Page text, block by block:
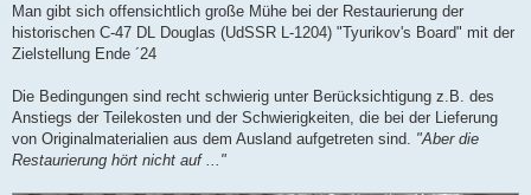
g
e
e
n
e
B
e
Man gibt sich offensichtlich große Mühe bei der Restaurierung der
historischen C-47 DL Douglas (UdSSR L-1204) "Tyurikov's Board" mit der
Zielstellung Ende ´24
Die Bedingungen sind recht schwierig unter Berücksichtigung z.B. des
Anstiegs der Teilekosten und der Schwierigkeiten, die bei der Lieferung
von Originalmaterialien aus dem Ausland aufgetreten sind. "Aber die
Restaurierung hört nicht auf ..."